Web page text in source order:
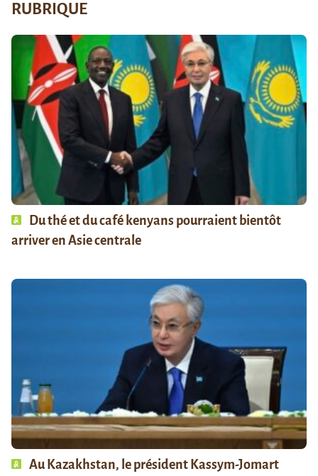
RUBRIQUE
Du thé et du café kenyans pourraient bientôt
arriver en Asie centrale
Au Kazakhstan, le président Kassym-Jomart